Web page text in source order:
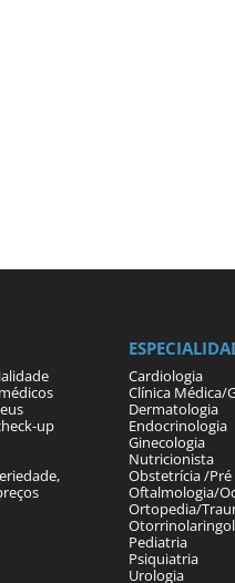
up
Cardiologia
Clínica Médica/
Dermatologia
Endocrinologia
Ginecologia
Nutricionista
Obstetrícia /
Oftalmologia/
Ortopedia/
Pediatria
Psiquiatria
Urologia